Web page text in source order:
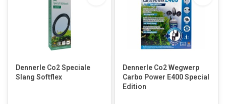
Dennerle Co2 Speciale
Slang Softflex
Dennerle Co2 Wegwerp
Carbo Power E400 Special
Edition